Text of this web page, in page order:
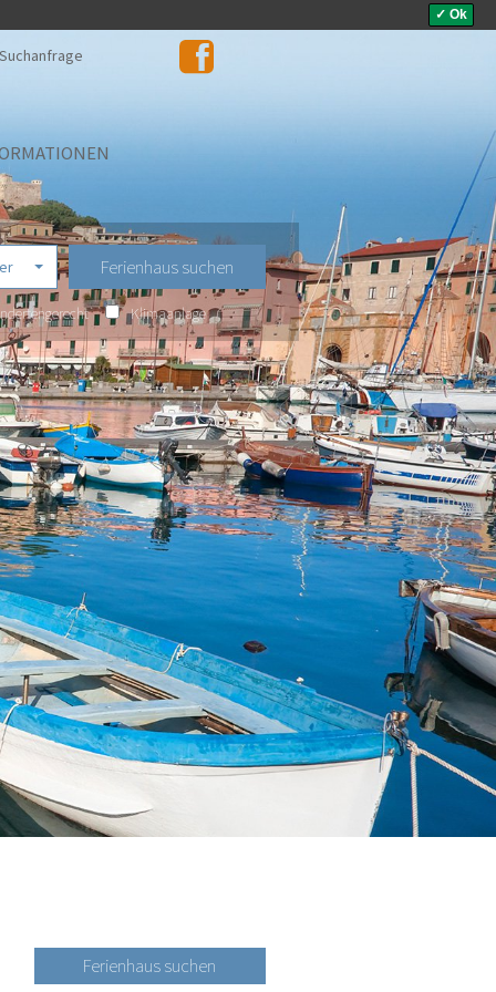
✓ Ok
Suchanfrage
Klimaanlage
Ferienhaus suchen